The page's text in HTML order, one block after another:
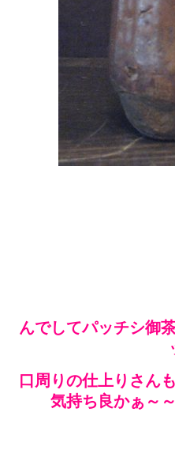
んでしてパッチシ御
口周りの仕上りさん
気持ち良かぁ～